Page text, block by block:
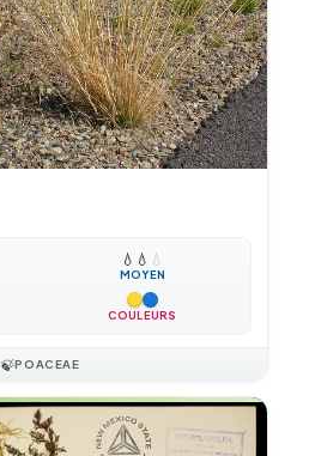
💧 💧 💧
MOYEN
COULEURS
🍃POACEAE